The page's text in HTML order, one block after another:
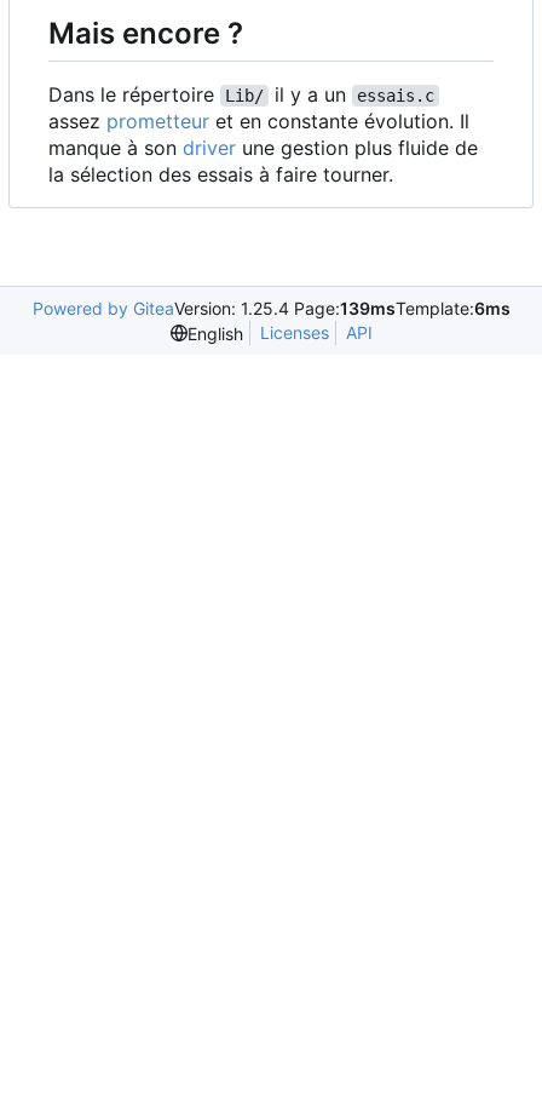
Mais encore ?
Dans le répertoire Lib/ il y a un essais.c
assez prometteur et en constante évolution. Il
manque à son driver une gestion plus fluide de
la sélection des essais à faire tourner.
Powered by GiteaVersion: 1.25.4 Page:139msTemplate:6ms
English
Licenses API